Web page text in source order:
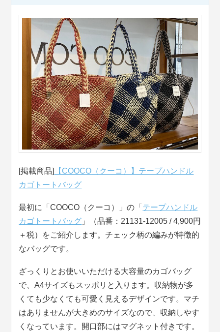
[掲載商品]
【COOCO（クーコ）】テープハンドル
カゴトートバッグ
最初に「COOCO（クーコ）」の「 テープハンドル
カゴトートバッグ 」（品番：21131-12005 / 4,900円
＋税）をご紹介します。チェック柄の編みが特徴的
なバッグです。
ざっくりとお使いいただける大容量のカゴバッグ
で、A4サイズもスッポリと入ります。収納物が多
くても少なくても可愛く見えるデザインです。マチ
はありませんが大きめのサイズなので、収納しやす
くなっています。開口部にはマグネット付きです。